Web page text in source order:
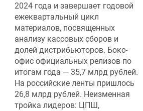
2024 года и завершает годовой
ежеквартальный цикл
материалов, посвященных
анализу кассовых сборов и
долей дистрибьюторов. Бокс-
офис официальных релизов по
итогам года — 35,7 млрд рублей.
На российские ленты пришлось
26,8 млрд рублей. Неизменная
тройка лидеров: ЦПШ,